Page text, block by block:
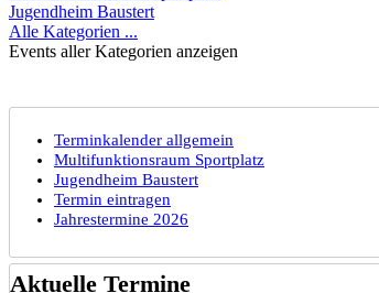
Jugendheim Baustert
Alle Kategorien ...
Events aller Kategorien anzeigen
Terminkalender allgemein
Multifunktionsraum Sportplatz
Jugendheim Baustert
Termin eintragen
Jahrestermine 2026
Aktuelle Termine